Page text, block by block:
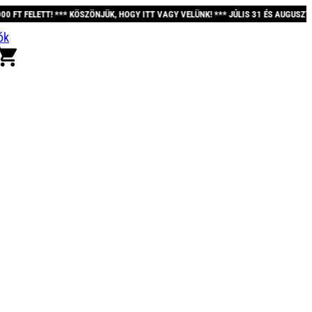
HOGY ITT VAGY VELÜNK! *** JÚLIS 31 ÉS AUGUSZTUS 12. KÖZÖTT A